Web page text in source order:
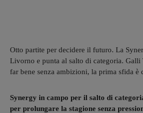
Otto partite per decidere il futuro. La
Livorno e punta al salto di categoria. Galli
far bene senza ambizioni, la prima sfida è
Synergy in campo per il salto di
per prolungare la stagione senza